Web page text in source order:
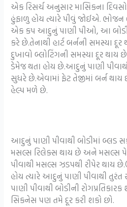
એક રિસર્ચ અનુસાર માસિકના
હુંફાળુ હોય ત્યારે પીવું જોઈએ. ભોજન
એક કપ આદુનું પાણી પીઓ, આ
કરે છે.તેનાથી હાર્ટ બર્નની સમસ્યા
દુખાવો બ્લોટિંગની સમસ્યા દૂર થાય
ડેમેજ થતા હોય છે.આદુનું પાણી
સુધરે છે.એવામાં ફેટ તેજીમાં બર્ન
હેલ્પ મળે છે.
આદુનું પાણી પીવાથી બોડીમાં બ્લડ
મસલ્સ રિલેક્સ થાય છે અને મસલ્સ
પીવાથી મસલ્સ ઝડપથી રીપેર થાય
હોય ત્યારે આદુનું પાણી પીવાથી
પાણી પીવાથી બોડીની
સિકનેસ પણ તમે દૂર કરી શકો છો.